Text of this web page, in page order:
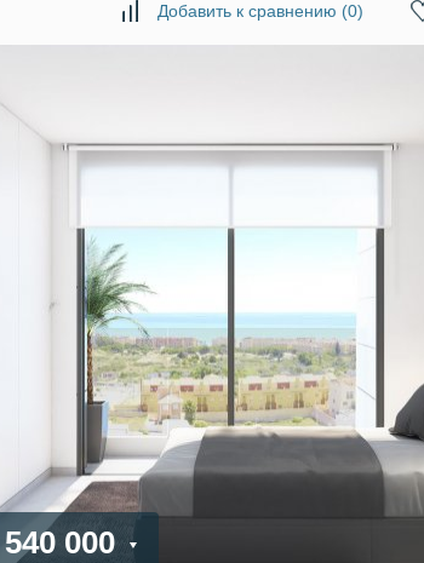
Добавить к сравнению (0)
000